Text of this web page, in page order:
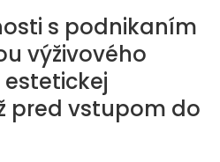
s podnikaním
výživového
pred vstupom do